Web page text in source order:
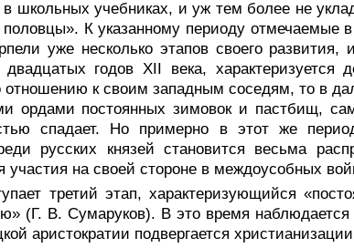
в школьных учебниках, и уж тем более не
К указанному периоду отмечаемые в
уже несколько этапов своего
годов XII века, характеризуется
отношению к своим западным соседям, то в
ордами постоянных зимовок и пастбищ,
спадает. Но примерно в этот же
русских князей становится весьма
участия на своей стороне в междоусобных
третий этап, характеризующийся
(Г. В. Сумаруков). В это время наблюдается
аристократии подвергается